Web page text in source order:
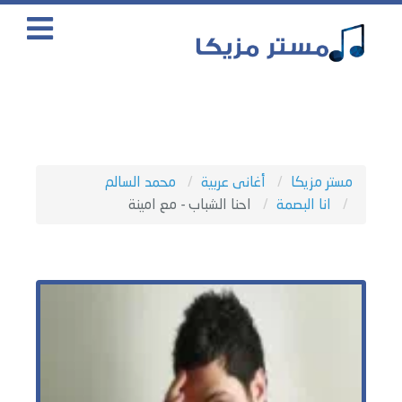
مستر مزيكا أغانى عربية
محمد السالم
انا البصمة
احنا الشباب - مع امينة